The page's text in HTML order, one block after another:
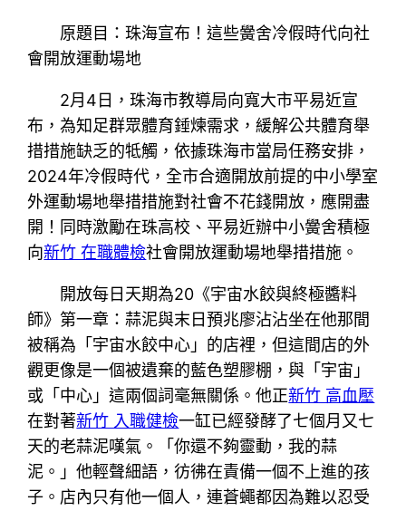
原題目：珠海宣布！這些黌舍冷假時代向社
會開放運動場地
2月4日，珠海市教導局向寬大市平易近宣
布，為知足群眾體育錘煉需求，緩解公共體育舉
措措施缺乏的牴觸，依據珠海市當局任務安排，
2024年冷假時代，全市合適開放前提的中小學室
外運動場地舉措措施對社會不花錢開放，應開盡
開！同時激勵在珠高校、平易近辦中小黌舍積極
向新竹 在職體檢社會開放運動場地舉措措施。
開放每日天期為20《宇宙水餃與終極醬料
師》第一章：蒜泥與末日預兆廖沾沾坐在他那間
被稱為「宇宙水餃中心」的店裡，但這間店的外
觀更像是一個被遺棄的藍色塑膠棚，與「宇宙」
或「中心」這兩個詞毫無關係。他正新竹 高血壓
在對著新竹 入職健檢一缸已經發酵了七個月又七
天的老蒜泥嘆氣。「你還不夠靈動，我的蒜
泥。」他輕聲細語，彷彿在責備一個不上進的孩
子。店內只有他一個人，連蒼蠅都因為難以忍受